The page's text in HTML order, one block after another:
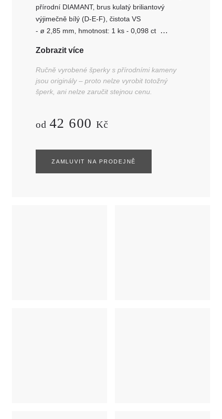
přírodní DIAMANT, brus kulatý briliantový
výjimečně bílý (D-E-F), čistota VS
- ø 2,85 mm, hmotnost: 1 ks - 0,098 ct
- ø 1,05-1,35 mm, hmotnost: 9 ks - celkem
0,070 ct
Zobrazit více
Ručně vyrobené šperky s přírodními kameny
jsou originály – proto nelze vyrobit totožný
šperk, ani nelze zaručit stejnou cenu.
od 42 600 Kč
ZAMLUVIT NA PRODEJNĚ